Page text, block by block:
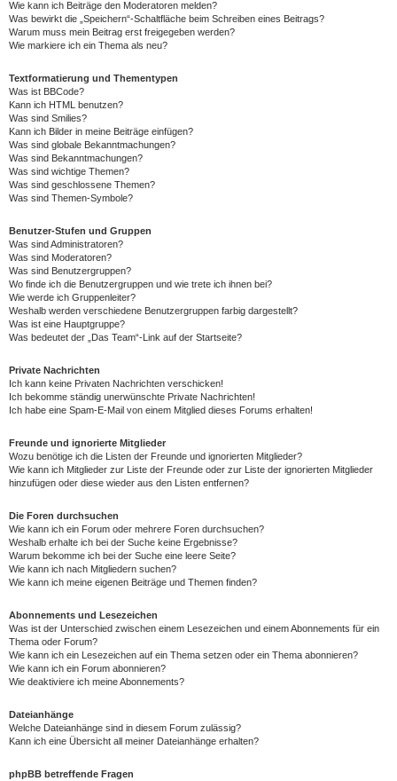
Wie kann ich Beiträge den Moderatoren melden?
Was bewirkt die „Speichern“-Schaltfläche beim Schreiben eines Beitrags?
Warum muss mein Beitrag erst freigegeben werden?
Wie markiere ich ein Thema als neu?
Textformatierung und Thementypen
Was ist BBCode?
Kann ich HTML benutzen?
Was sind Smilies?
Kann ich Bilder in meine Beiträge einfügen?
Was sind globale Bekanntmachungen?
Was sind Bekanntmachungen?
Was sind wichtige Themen?
Was sind geschlossene Themen?
Was sind Themen-Symbole?
Benutzer-Stufen und Gruppen
Was sind Administratoren?
Was sind Moderatoren?
Was sind Benutzergruppen?
Wo finde ich die Benutzergruppen und wie trete ich ihnen bei?
Wie werde ich Gruppenleiter?
Weshalb werden verschiedene Benutzergruppen farbig dargestellt?
Was ist eine Hauptgruppe?
Was bedeutet der „Das Team“-Link auf der Startseite?
Private Nachrichten
Ich kann keine Privaten Nachrichten verschicken!
Ich bekomme ständig unerwünschte Private Nachrichten!
Ich habe eine Spam-E-Mail von einem Mitglied dieses Forums erhalten!
Freunde und ignorierte Mitglieder
Wozu benötige ich die Listen der Freunde und ignorierten Mitglieder?
Wie kann ich Mitglieder zur Liste der Freunde oder zur Liste der ignorierten Mitglieder
hinzufügen oder diese wieder aus den Listen entfernen?
Die Foren durchsuchen
Wie kann ich ein Forum oder mehrere Foren durchsuchen?
Weshalb erhalte ich bei der Suche keine Ergebnisse?
Warum bekomme ich bei der Suche eine leere Seite?
Wie kann ich nach Mitgliedern suchen?
Wie kann ich meine eigenen Beiträge und Themen finden?
Abonnements und Lesezeichen
Was ist der Unterschied zwischen einem Lesezeichen und einem Abonnements für ein
Thema oder Forum?
Wie kann ich ein Lesezeichen auf ein Thema setzen oder ein Thema abonnieren?
Wie kann ich ein Forum abonnieren?
Wie deaktiviere ich meine Abonnements?
Dateianhänge
Welche Dateianhänge sind in diesem Forum zulässig?
Kann ich eine Übersicht all meiner Dateianhänge erhalten?
phpBB betreffende Fragen